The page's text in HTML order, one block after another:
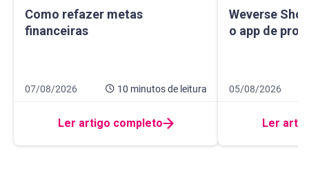
Como refazer metas
financeiras
Como refazer metas financeiras
Data de publicação 7 de agosto de 2026
07/08/2026 10 minutosde leitura
10 minutos de leitura
Ler artigo completo
Weverse
o app de
Weverse Shop:
Data de
05/08/2026
10 minutos de
Ler